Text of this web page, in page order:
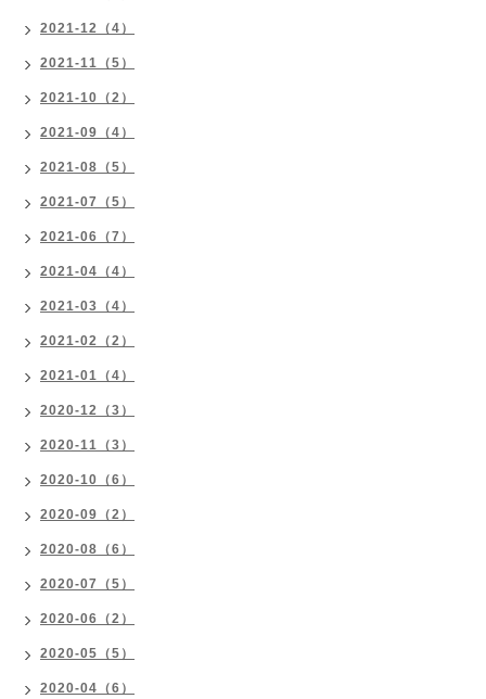
2021-12（4）
2021-11（5）
2021-10（2）
2021-09（4）
2021-08（5）
2021-07（5）
2021-06（7）
2021-04（4）
2021-03（4）
2021-02（2）
2021-01（4）
2020-12（3）
2020-11（3）
2020-10（6）
2020-09（2）
2020-08（6）
2020-07（5）
2020-06（2）
2020-05（5）
2020-04（6）